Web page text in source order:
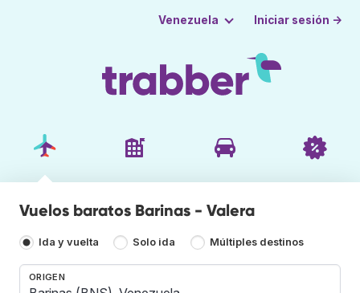
Venezuela Iniciar sesión →
Vuelos baratos Barinas - Valera
Ida y vuelta Solo ida Múltiples destinos
ORIGEN